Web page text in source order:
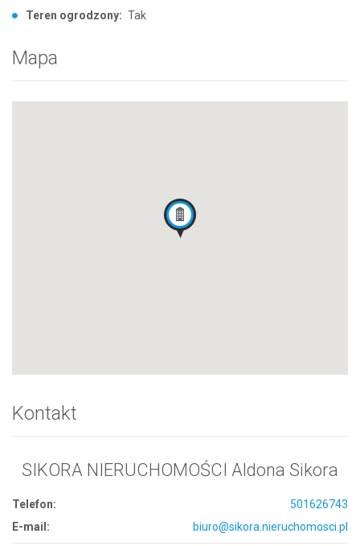
Teren ogrodzony: Tak
Mapa
Kontakt
SIKORA NIERUCHOMOŚCI Aldona Sikora
Telefon:
501626743
E-mail:
biuro@sikora.nieruchomosci.pl